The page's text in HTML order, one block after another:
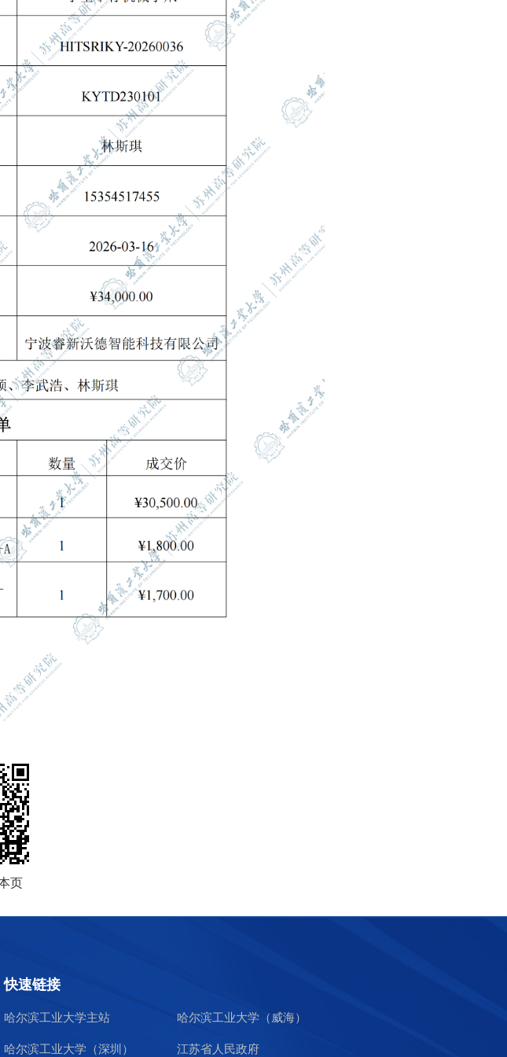
页
快速链接
哈尔滨工业大学主站 哈尔滨工业大学（威海）
哈尔滨工业大学（深圳） 江苏省人民政府